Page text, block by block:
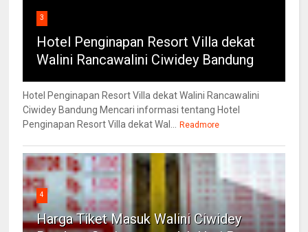
3
Hotel Penginapan Resort Villa dekat
Walini Rancawalini Ciwidey Bandung
Hotel Penginapan Resort Villa dekat Walini Rancawalini
Ciwidey Bandung Mencari informasi tentang Hotel
Penginapan Resort Villa dekat Wal...
Readmore
4
Harga Tiket Masuk Walini Ciwidey